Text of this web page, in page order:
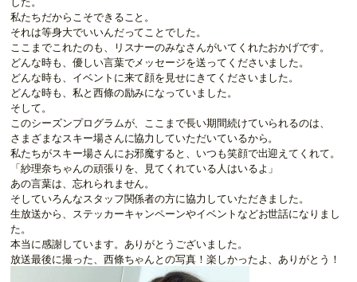
私たちだからこそできること。
それは等身大でいいんだってことでした。
ここまでこれたのも、リスナーのみなさんがいてくれたおかげです。
どんな時も、優しい言葉でメッセージを送ってくださいました。
どんな時も、イベントに来て顔を見せにきてくださいました。
どんな時も、私と西條の励みになっていました。
そして。
このシーズンプログラムが、ここまで長い期間続けていられるのは、
さまざまなスキー場さんに協力していただいているから。
私たちがスキー場さんにお邪魔すると、いつも笑顔で出迎えてくれて。
「紗理奈ちゃんの頑張りを、見てくれている人はいるよ」
あの言葉は、忘れられません。
そしていろんなスタッフ関係者の方に協力していただきました。
生放送から、ステッカーキャンペーンやイベントなどお世話になりまし
た。
本当に感謝しています。ありがとうございました。
放送最後に撮った、西條ちゃんとの写真！楽しかったよ、ありがとう！